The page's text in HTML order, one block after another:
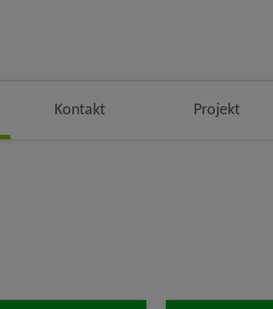
Kontakt Projekt